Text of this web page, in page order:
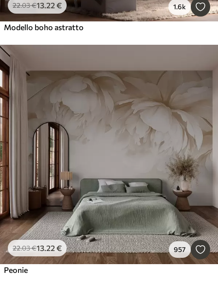
22.03€13.22 € 1.6k
Modello boho astratto
22.03€13.22 € 957
Peonie